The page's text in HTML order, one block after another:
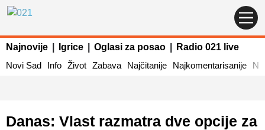
Najnovije Igrice Oglasi za posao
Radio 021 live
Novi Sad
Info Život Zabava Najčitanije Najkomentarisanije
Danas: Vlast razmatra dve opcije za